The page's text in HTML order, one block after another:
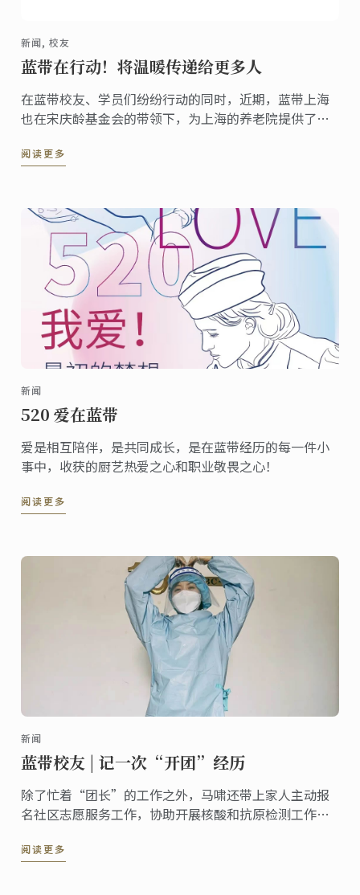
新闻, 校友
蓝带在行动！将温暖传递给更多人
在蓝带校友、学员们纷纷行动的同时，近期，蓝带上海
也在宋庆龄基金会的带领下，为上海的养老院提供了爱
阅读更多
新闻
520 爱在蓝带
爱是相互陪伴，是共同成长，是在蓝带经历的每一件小
事中，收获的厨艺热爱之心和职业敬畏之心！
阅读更多
新闻
蓝带校友 | 记一次“开团”经历
除了忙着“团长”的工作之外，马啸还带上家人主动报
名社区志愿服务工作，协助开展核酸和抗原检测工作，
下，自己也会努力将每一份志愿工作做细致，做到实
阅读更多